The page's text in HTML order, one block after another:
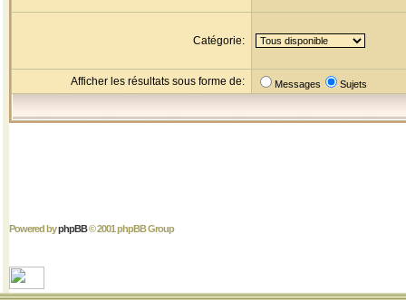
Catégorie:
Afficher les résultats sous forme de: Messages Sujets
Powered byphpBB© 2001 phpBB Group